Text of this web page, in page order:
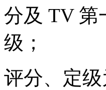
分及 TV 第
级；
评分、定